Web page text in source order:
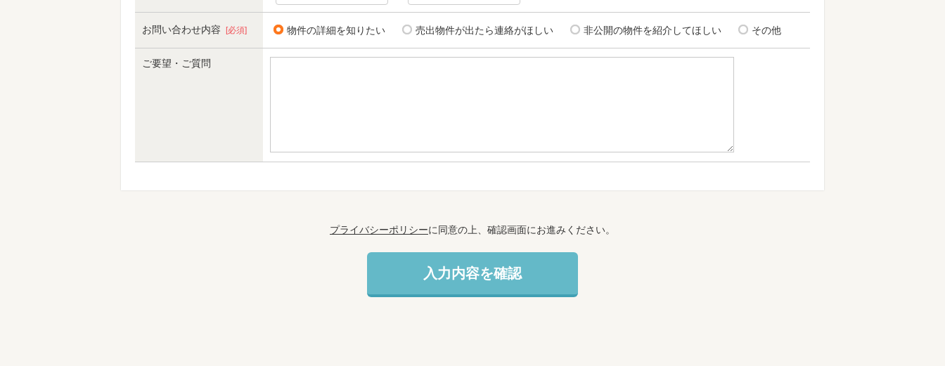
お問い合わせ内容 [必須] 物件の詳細を知りたい 売出物件が出たら連絡がほしい 非公開の物件を紹介してほしい その他
ご要望・ご質問
プライバシーポリシーに同意の上、確認画面にお進みください。